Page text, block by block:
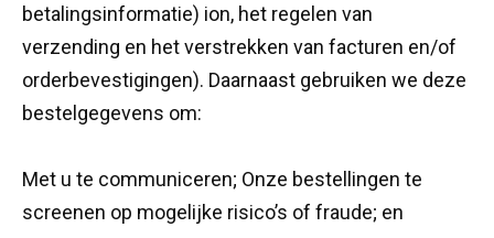
betalingsinformatie) ion, het regelen van
verzending en het verstrekken van facturen en/of
orderbevestigingen). Daarnaast gebruiken we deze
bestelgegevens om:
Met u te communiceren; Onze bestellingen te
screenen op mogelijke risico’s of fraude; en